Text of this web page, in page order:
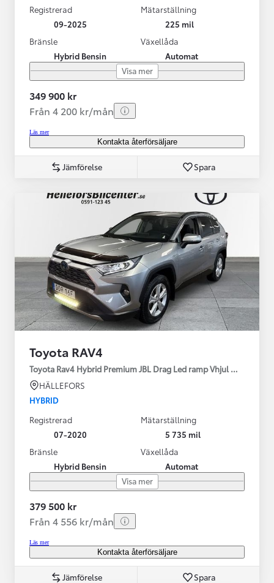
Registrerad
09-2025
Mätarställning
225 mil
Bränsle
Hybrid Bensin
Växellåda
Automat
Visa mer
349 900 kr
Från 4 200 kr/mån
Läs mer
Kontakta återförsäljare
Jämförelse Spara
Toyota RAV4
Toyota Rav4 Hybrid Premium JBL Drag Led ramp Vhjul motorv
HÄLLEFORS
HYBRID
Registrerad
07-2020
Mätarställning
5 735 mil
Bränsle
Hybrid Bensin
Växellåda
Automat
Visa mer
379 500 kr
Från 4 556 kr/mån
Läs mer
Kontakta återförsäljare
Jämförelse Spara